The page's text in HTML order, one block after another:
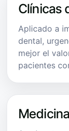
Clínicas
Aplicado a
dental,
mejor el
pacientes